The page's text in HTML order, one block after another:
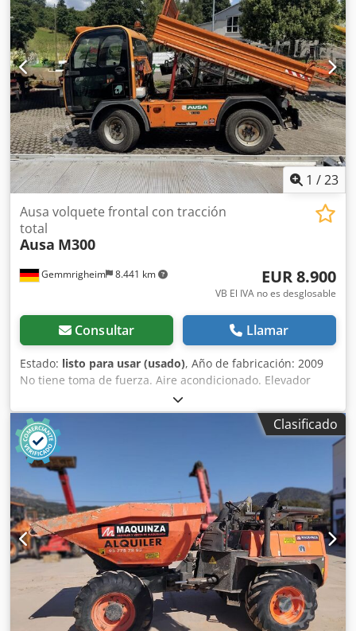
1 /23
Gemmrigheim 8.441 km
Ausa volquete frontal con tracción
total
Ausa M300
EUR 8.900
VB El IVA no es desglosable
Consultar Llamar
Estado: listo para usar (usado), Año de fabricación: 2009
No tiene toma de fuerza. Aire acondicionado. Elevador
delantero. Volquete delantero y trasero. Sistema
hidráulico. Tracción a las cuatro ruedas. Transmisión
hidrostática. Listo para usar. Cedpewvf Avjfx Al Ierf
Defectos estéticos, véase las imágenes. Se prefiere la venta
a un distribuidor o para exportación. Salvo errores. Las
imágenes y la descripción pueden variar.
Clasificado